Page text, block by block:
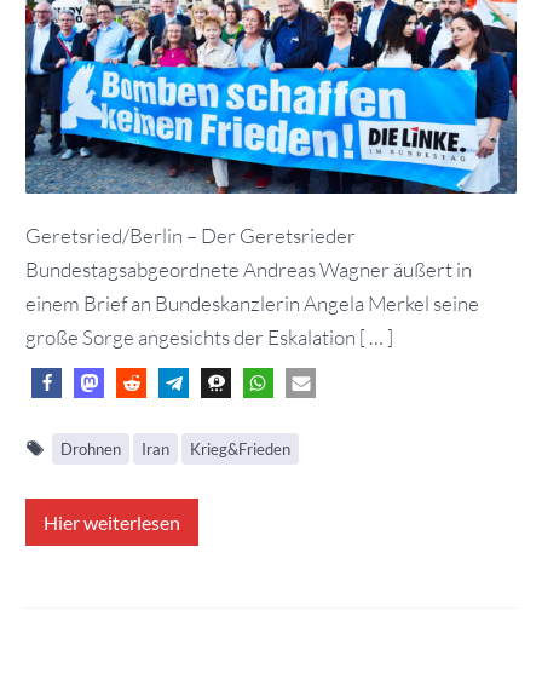
Geretsried/Berlin – Der Geretsrieder
Bundestagsabgeordnete Andreas Wagner äußert in
einem Brief an Bundeskanzlerin Angela Merkel seine
große Sorge angesichts der Eskalation [ … ]
Drohnen Iran Krieg&Frieden
Hier weiterlesen